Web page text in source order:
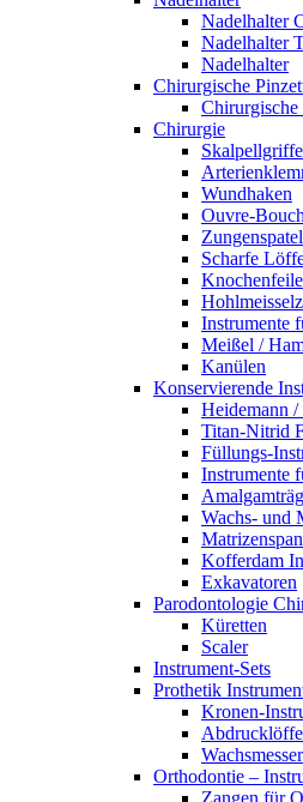
Nadelhalter
Nadelhalter
Nadelhalter
Chirurgische
Chirurgische
Chirurgie
Wundhaken
Ouvre-
Zungenspatel
Scharfe
Instrumente
Meißel /
Kanülen
Konservierende
Heidemann /
Titan-Nitrid
Füllungs-
Instrumente
Wachs- und
Kofferdam
Exkavatoren
Parodontologie
Küretten
Scaler
Instrument-Sets
Prothetik
Kronen-
Orthodontie –